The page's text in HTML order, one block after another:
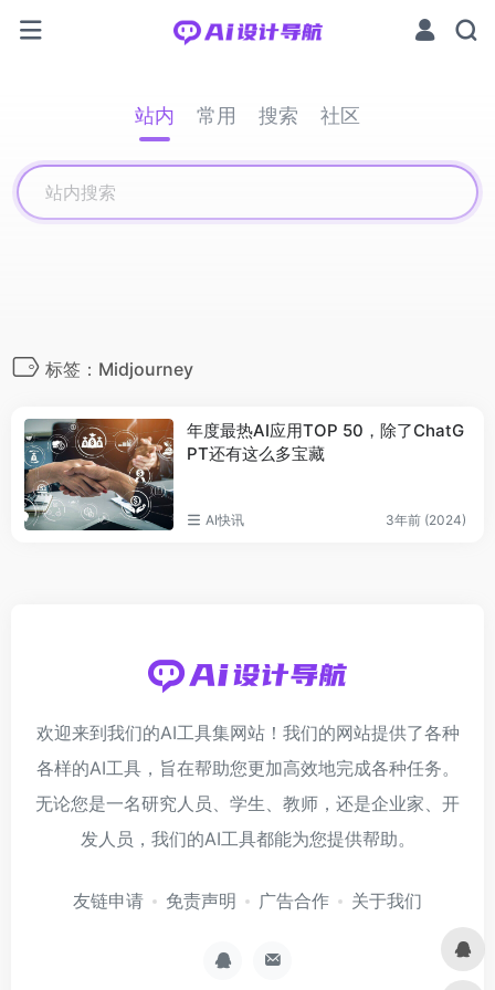
站内 常用 搜索 社区
标签：Midjourney
年度最热AI应用TOP 50，除了ChatG
PT还有这么多宝藏
AI快讯 3年前 (2024)
欢迎来到我们的AI工具集网站！我们的网站提供了各种
各样的AI工具，旨在帮助您更加高效地完成各种任务。
无论您是一名研究人员、学生、教师，还是企业家、开
发人员，我们的AI工具都能为您提供帮助。
友链申请 免责声明 广告合作 关于我们